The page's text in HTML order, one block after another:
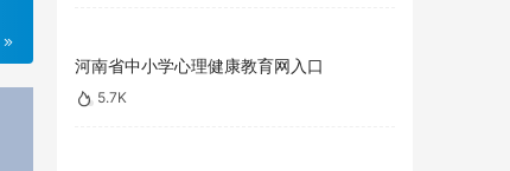
河南省中小学心理健康教育网入口
5.7K